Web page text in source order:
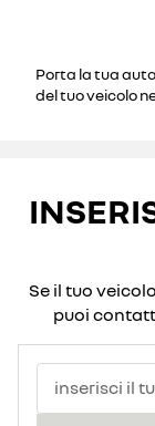
Porta la tua
del tuo veicolo
Se il tuo
puoi
inserisci il